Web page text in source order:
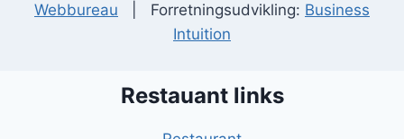
Webbureau | Forretningsudvikling: Business
Intuition
Restauant links